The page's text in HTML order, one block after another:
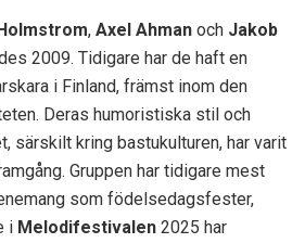
, Axel Ahman och Jakob
2009. Tidigare har de haft en
i Finland, främst inom den
Deras humoristiska stil och
särskilt kring bastukulturen, har varit
Gruppen har tidigare mest
som födelsedagsfester,
i Melodifestivalen 2025 har